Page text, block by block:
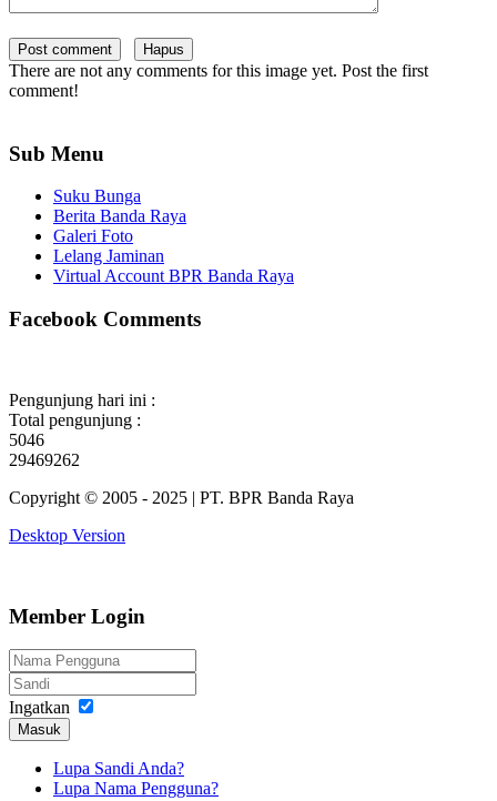
There are not any comments for this image yet. Post the first
comment!
Sub Menu
Suku Bunga
Berita Banda Raya
Galeri Foto
Lelang Jaminan
Virtual Account BPR Banda Raya
Facebook Comments
Pengunjung hari ini :
Total pengunjung :
5046
29469262
Copyright © 2005 - 2025 | PT. BPR Banda Raya
Desktop Version
Member Login
Ingatkan
Masuk
Lupa Sandi Anda?
Lupa Nama Pengguna?